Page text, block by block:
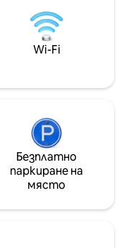
на
място Няма безплатни престои за
публикации в
Моля,
Wi-Fi
Безплатно
паркиране на
място